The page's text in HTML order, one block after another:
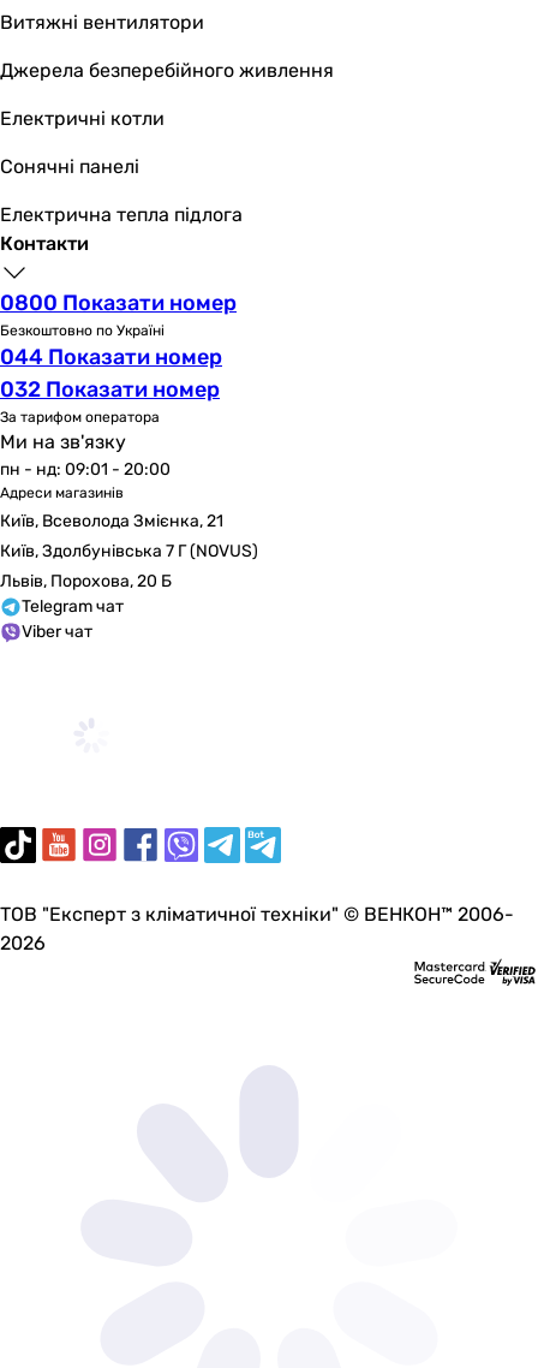
Витяжні вентилятори
Джерела безперебійного живлення
Електричні котли
Сонячні панелі
Електрична тепла підлога
Контакти
0800 Показати номер
Безкоштовно по Україні
044 Показати номер
032 Показати номер
За тарифом оператора
Ми на зв'язку
пн - нд: 09:01 - 20:00
Адреси магазинів
Київ, Всеволода Змієнка, 21
Київ, Здолбунівська 7 Г (NOVUS)
Львів, Порохова, 20 Б
Telegram чат
Viber чат
ТОВ "Експерт з кліматичної техніки" © ВЕНКОН™ 2006-
2026